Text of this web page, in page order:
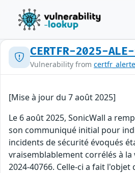
CERTFR-2025-
Vulnerability from certfr_alerte
[Mise à jour du 7 août 2025]
Le 6 août 2025, SonicWall a
son communiqué initial pour
incidents de sécurité évoqués
vraisemblablement corrélés à la
2024-40766. Celle-ci a fait